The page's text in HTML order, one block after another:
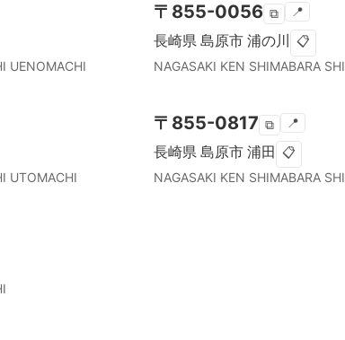
UENOMACHI
〒 855-0056 ⧉ 📍
長崎県 島原市 浦の川 📋
NAGASAKI KEN SHIMABARA SHI
UTOMACHI
〒 855-0817 ⧉ 📍
長崎県 島原市 浦田 📋
NAGASAKI KEN SHIMABARA SHI